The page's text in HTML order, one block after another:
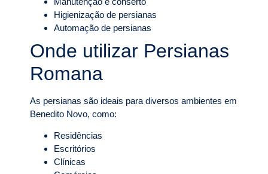
Higienização de persianas
Automação de persianas
Onde utilizar Persianas
Romana
As persianas são ideais para diversos ambientes em
Benedito Novo, como:
Residências
Escritórios
Clínicas